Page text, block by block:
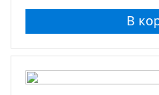
Emperador Light
Поверхность
В